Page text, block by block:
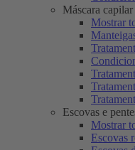
Máscara
Mostrar
Escovas e
Mostrar
Escovas